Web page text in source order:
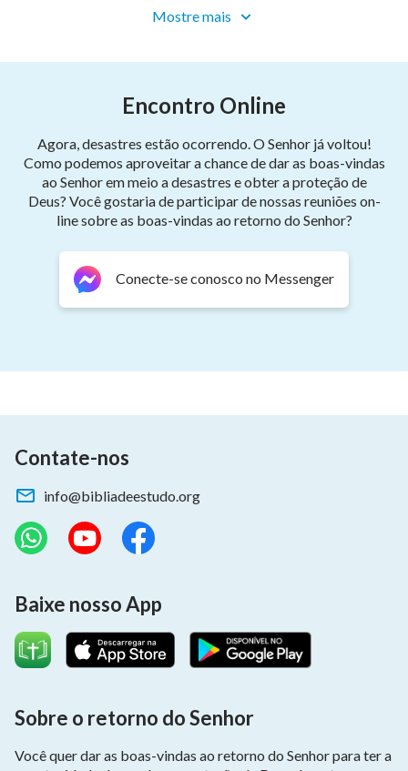
Mostre mais
Encontro Online
Agora, desastres estão ocorrendo. O Senhor já voltou!
Como podemos aproveitar a chance de dar as boas-vindas
ao Senhor em meio a desastres e obter a proteção de
Deus? Você gostaria de participar de nossas reuniões on-
line sobre as boas-vindas ao retorno do Senhor?
Conecte-se conosco no Messenger
Contate-nos
info@bibliadeestudo.org
Baixe nosso App
Sobre o retorno do Senhor
Você quer dar as boas-vindas ao retorno do Senhor para ter a